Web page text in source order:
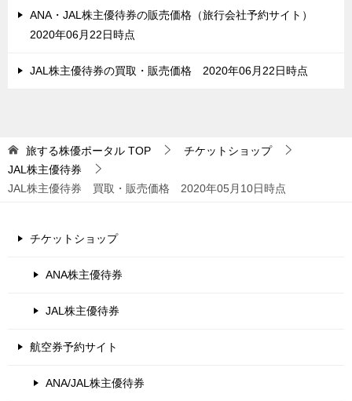
ANA・JAL株主優待券の販売価格（旅行会社予約サイト）
2020年06月22日時点
JAL株主優待券の買取・販売価格 2020年06月22日時点
旅する株優ポータル TOP
チケットショップ
JAL株主優待券
JAL株主優待券 買取・販売価格 2020年05月10日時点
チケットショップ
ANA株主優待券
JAL株主優待券
航空券予約サイト
ANA/JAL株主優待券